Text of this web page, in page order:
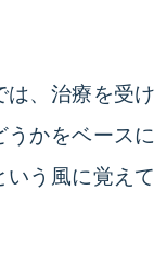
、治療を受
うかをベース
いう風に覚え